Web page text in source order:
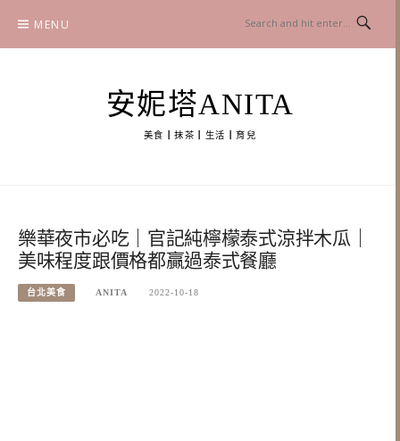
content
MENU
安妮塔ANITA
美食┃抹茶┃生活┃育兒
樂華夜市必吃｜官記純檸檬泰式涼拌木瓜｜
美味程度跟價格都贏過泰式餐廳
台北美食 ANITA 2022-10-18